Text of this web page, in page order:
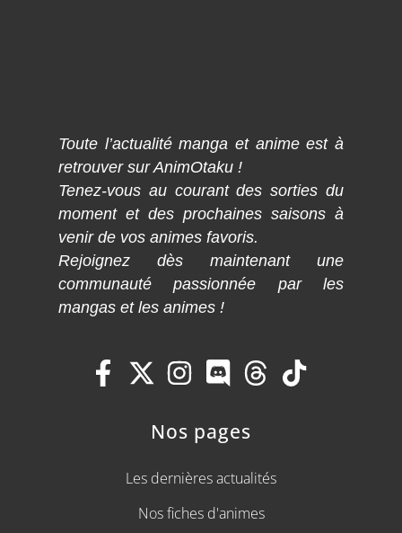
Toute l’actualité manga et anime est à
retrouver sur AnimOtaku !
Tenez-vous au courant des sorties du
moment et des prochaines saisons à
venir de vos animes favoris.
Rejoignez dès maintenant une
communauté passionnée par les
mangas et les animes !
Nos pages
Les dernières actualités
Nos fiches d'animes